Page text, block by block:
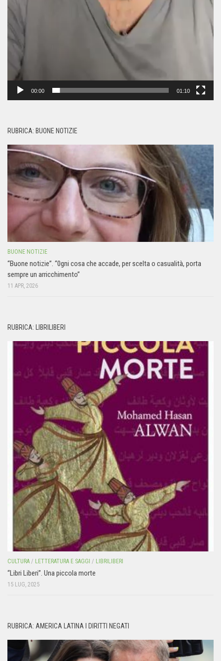
00:00 01:10
RUBRICA: BUONE NOTIZIE
BUONE NOTIZIE
“Buone notizie”. “0gni cosa che accade, per scelta o casualità, porta
sempre un arricchimento”
11 APR, 2026
RUBRICA: LIBRILIBERI
CULTURA / LETTERATURA E SAGGI / LIBRILIBERI
“Libri Liberi”. Una piccola morte
15 LUG, 2025
RUBRICA: AMERICA LATINA I DIRITTI NEGATI